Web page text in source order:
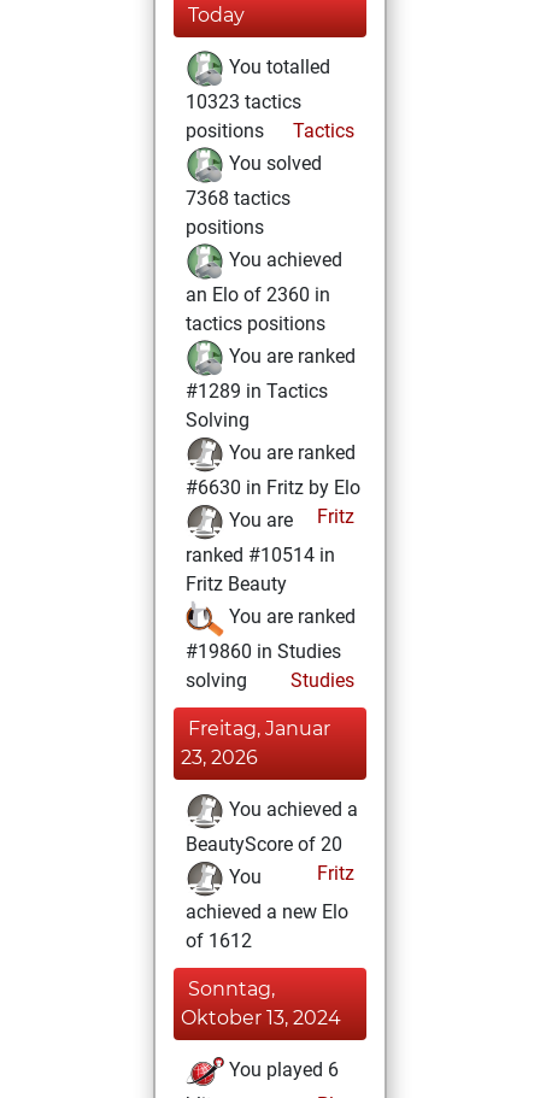
Today
You totalled
10323 tactics
positions
Tactics
You solved
7368 tactics
positions
You achieved
an Elo of 2360 in
tactics positions
You are ranked
#1289 in Tactics
Solving
You are ranked
#6630 in Fritz by Elo
Fritz
You are
ranked #10514 in
Fritz Beauty
You are ranked
#19860 in Studies
solving
Studies
Freitag, Januar
23, 2026
You achieved a
BeautyScore of 20
Fritz
You
achieved a new Elo
of 1612
Sonntag,
Oktober 13, 2024
You played 6